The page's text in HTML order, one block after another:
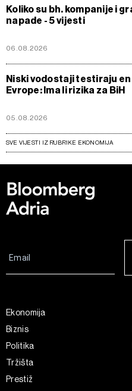
Koliko su bh. kompanije i
napade - 5 vijesti
06.08.2026
Niski vodostaji testiraju
Evrope: Ima li rizika za BiH
05.08.2026
SVE VIJESTI IZ RUBRIKE EKONOMIJA
Ekonomija
Biznis
Politika
Tržišta
Prestiž